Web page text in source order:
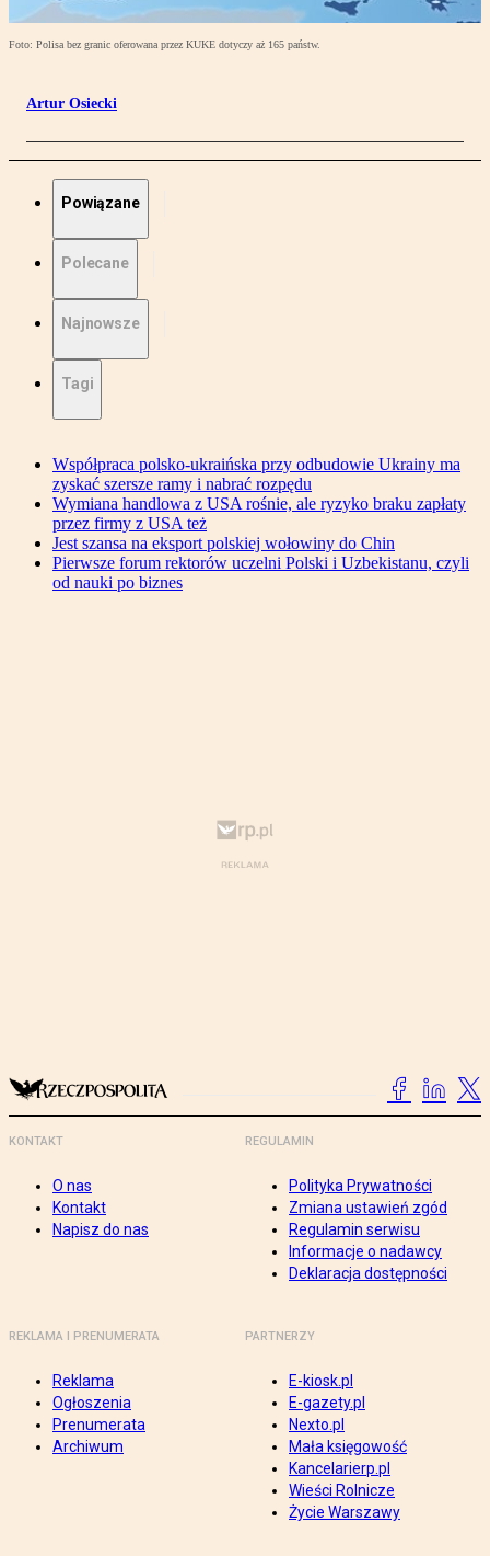
Foto: Polisa bez granic oferowana przez KUKE dotyczy aż 165 państw.
Artur Osiecki
Powiązane
Polecane
Najnowsze
Tagi
Współpraca polsko-ukraińska przy odbudowie Ukrainy ma
zyskać szersze ramy i nabrać rozpędu
Wymiana handlowa z USA rośnie, ale ryzyko braku zapłaty
przez firmy z USA też
Jest szansa na eksport polskiej wołowiny do Chin
Pierwsze forum rektorów uczelni Polski i Uzbekistanu, czyli
od nauki po biznes
KONTAKT
O nas
Kontakt
Napisz do nas
REGULAMIN
Polityka Prywatności
Zmiana ustawień zgód
Regulamin serwisu
Informacje o nadawcy
Deklaracja dostępności
REKLAMA I PRENUMERATA
Reklama
Ogłoszenia
Prenumerata
Archiwum
PARTNERZY
E-kiosk.pl
E-gazety.pl
Nexto.pl
Mała księgowość
Kancelarierp.pl
Wieści Rolnicze
Życie Warszawy